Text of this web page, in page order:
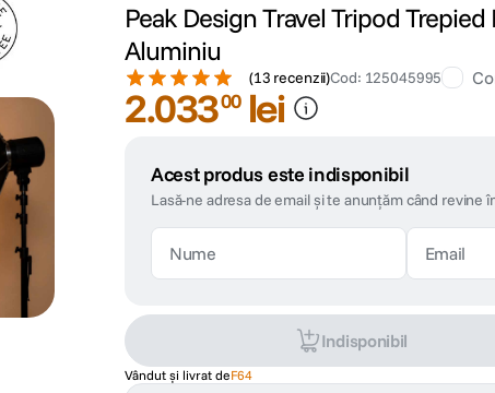
Peak Design Travel Tripod
Aluminiu
(13 recenzii)Cod: 125045995
2.03300 lei
Acest produs este indisponibil
Lasă-ne adresa de email și te anunțăm când revine
Indisponibil
Vândut și livrat deF64